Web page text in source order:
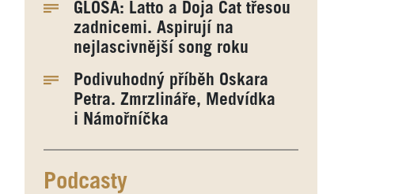
GLOSA: Latto a Doja Cat třesou
zadnicemi. Aspirují na
nejlascivnější song roku
Podivuhodný příběh Oskara
Petra. Zmrzlináře, Medvídka
i Námořníčka
Podcasty